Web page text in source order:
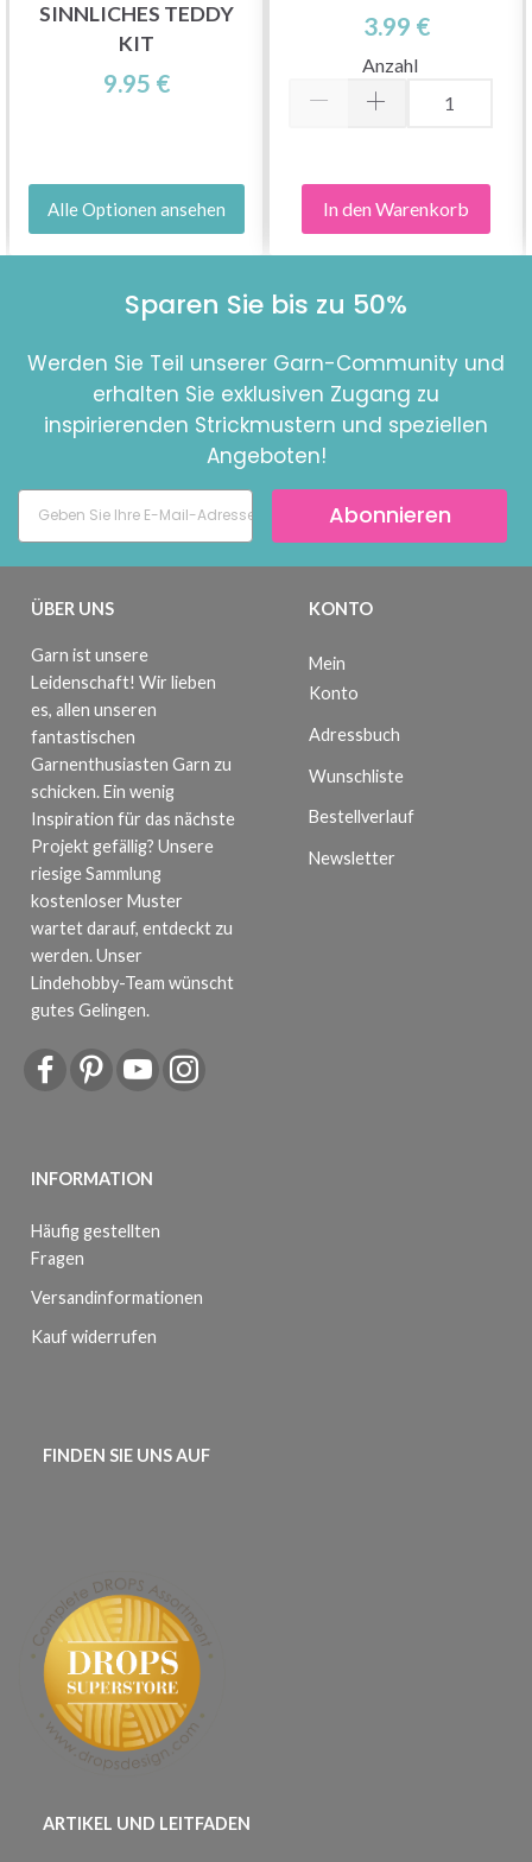
SINNLICHES TEDDY
KIT
9.95 €
Alle Optionen ansehen
3.99 €
Anzahl
In den Warenkorb
Sparen Sie bis zu 50%
Werden Sie Teil unserer Garn-Community und
erhalten Sie exklusiven Zugang zu
inspirierenden Strickmustern und speziellen
Angeboten!
Abonnieren
ÜBER UNS
Garn ist unsere
Leidenschaft! Wir lieben
es, allen unseren
fantastischen
Garnenthusiasten Garn zu
schicken. Ein wenig
Inspiration für das nächste
Projekt gefällig? Unsere
riesige Sammlung
kostenloser Muster
wartet darauf, entdeckt zu
werden. Unser
Lindehobby-Team wünscht
gutes Gelingen.
INFORMATION
Häufig gestellten
Fragen
Versandinformationen
Kauf widerrufen
KONTO
Mein
Konto
Adressbuch
Wunschliste
Bestellverlauf
Newsletter
FINDEN SIE UNS AUF
ARTIKEL UND LEITFADEN